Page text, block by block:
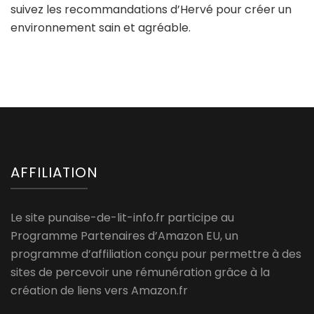
suivez les recommandations d’Hervé pour créer un
environnement sain et agréable.
AFFILIATION
Le site punaise-de-lit-info.fr participe au
Programme Partenaires d’Amazon EU, un
programme d’affiliation conçu pour permettre à des
sites de percevoir une rémunération grâce à la
création de liens vers Amazon.fr